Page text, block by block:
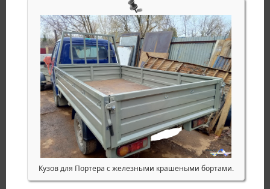
Кузов для Портера с железными крашеными бортами.